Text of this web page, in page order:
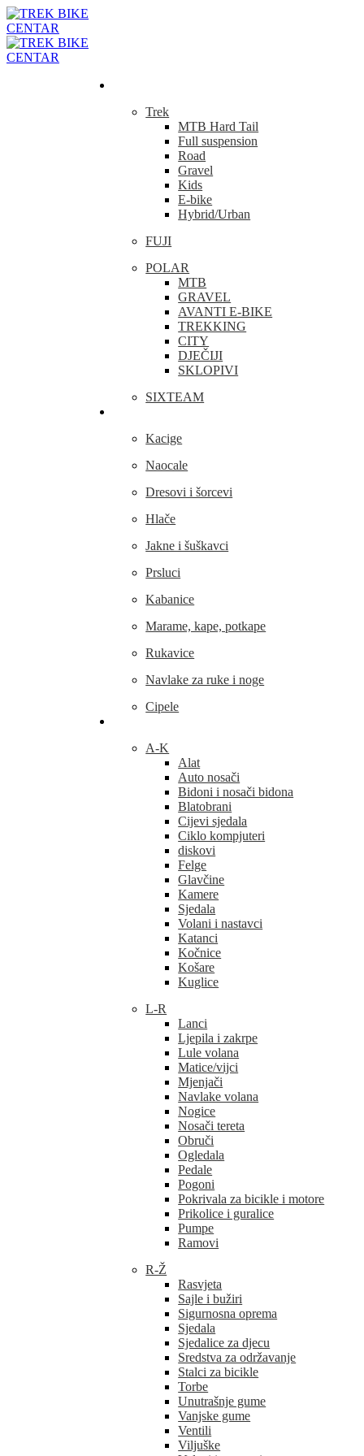
Trek
MTB Hard Tail
Full suspension
Road
Gravel
Kids
E-bike
Hybrid/Urban
FUJI
POLAR
MTB
GRAVEL
AVANTI E-BIKE
TREKKING
CITY
DJEČIJI
SKLOPIVI
SIXTEAM
Kacige
Naocale
Dresovi i šorcevi
Hlače
Jakne i šuškavci
Prsluci
Kabanice
Marame, kape, potkape
Rukavice
Navlake za ruke i noge
Cipele
A-K
Alat
Auto nosači
Bidoni i nosači bidona
Blatobrani
Cijevi sjedala
Ciklo kompjuteri
diskovi
Felge
Glavčine
Kamere
Sjedala
Volani i nastavci
Katanci
Kočnice
Košare
Kuglice
L-R
Lanci
Ljepila i zakrpe
Lule volana
Matice/vijci
Mjenjači
Navlake volana
Nogice
Nosači tereta
Obruči
Ogledala
Pedale
Pogoni
Pokrivala za bicikle i motore
Prikolice i guralice
Pumpe
Ramovi
R-Ž
Rasvjeta
Sajle i bužiri
Sigurnosna oprema
Sjedala
Sjedalice za djecu
Sredstva za održavanje
Stalci za bicikle
Torbe
Unutrašnje gume
Vanjske gume
Ventili
Viljuške